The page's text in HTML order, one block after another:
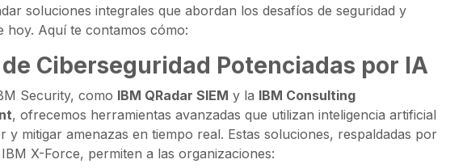
soluciones integrales que abordan los desafíos de seguridad y
hoy. Aquí te contamos cómo:
Ciberseguridad Potenciadas por IA
Security, como IBM QRadar SIEM y la IBM Consulting
, ofrecemos herramientas avanzadas que utilizan inteligencia artificial
y mitigar amenazas en tiempo real. Estas soluciones, respaldadas por
X-Force, permiten a las organizaciones: